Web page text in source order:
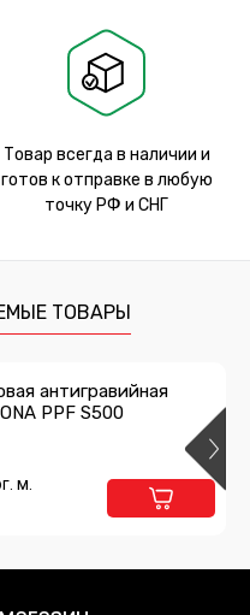
Товар всегда в наличии и
готов к отправке в любую
точку РФ и СНГ
ТОВАРЫ
антигравийная
PPF S500
м.